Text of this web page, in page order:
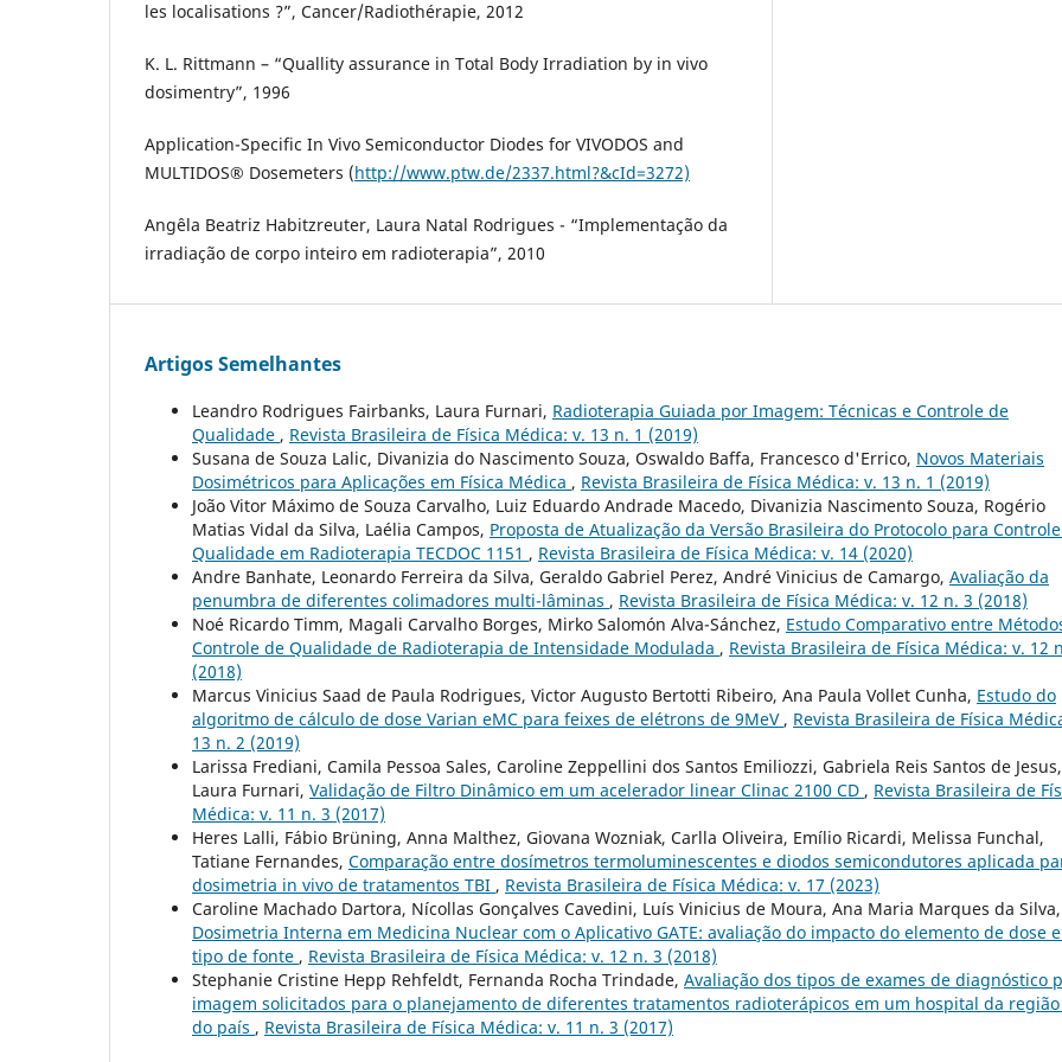
les localisations ?”, Cancer/Radiothérapie, 2012
K. L. Rittmann – “Quallity assurance in Total Body Irradiation by in vivo
dosimentry”, 1996
Application-Specific In Vivo Semiconductor Diodes for VIVODOS and
MULTIDOS® Dosemeters (http://www.ptw.de/2337.html?&cId=3272)
Angêla Beatriz Habitzreuter, Laura Natal Rodrigues - “Implementação da
irradiação de corpo inteiro em radioterapia”, 2010
Artigos Semelhantes
Leandro Rodrigues Fairbanks, Laura Furnari, Radioterapia Guiada por Imagem: Técnicas e Controle de
Qualidade , Revista Brasileira de Física Médica: v. 13 n. 1 (2019)
Susana de Souza Lalic, Divanizia do Nascimento Souza, Oswaldo Baffa, Francesco d'Errico, Novos Materiais
Dosimétricos para Aplicações em Física Médica , Revista Brasileira de Física Médica: v. 13 n. 1 (2019)
João Vitor Máximo de Souza Carvalho, Luiz Eduardo Andrade Macedo, Divanizia Nascimento Souza, Rogério
Matias Vidal da Silva, Laélia Campos, Proposta de Atualização da Versão Brasileira do Protocolo para
Qualidade em Radioterapia TECDOC 1151 , Revista Brasileira de Física Médica: v. 14 (2020)
Andre Banhate, Leonardo Ferreira da Silva, Geraldo Gabriel Perez, André Vinicius de Camargo, Avaliação da
penumbra de diferentes colimadores multi-lâminas , Revista Brasileira de Física Médica: v. 12 n. 3 (2018)
Noé Ricardo Timm, Magali Carvalho Borges, Mirko Salomón Alva-Sánchez, Estudo Comparativo entre
Controle de Qualidade de Radioterapia de Intensidade Modulada , Revista Brasileira de Física Médica: v. 12
(2018)
Marcus Vinicius Saad de Paula Rodrigues, Victor Augusto Bertotti Ribeiro, Ana Paula Vollet Cunha, Estudo do
algoritmo de cálculo de dose Varian eMC para feixes de elétrons de 9MeV , Revista Brasileira de Física
13 n. 2 (2019)
Larissa Frediani, Camila Pessoa Sales, Caroline Zeppellini dos Santos Emiliozzi, Gabriela Reis Santos de Jesus,
Laura Furnari, Validação de Filtro Dinâmico em um acelerador linear Clinac 2100 CD , Revista Brasileira de
Médica: v. 11 n. 3 (2017)
Heres Lalli, Fábio Brüning, Anna Malthez, Giovana Wozniak, Carlla Oliveira, Emílio Ricardi, Melissa Funchal,
Tatiane Fernandes, Comparação entre dosímetros termoluminescentes e diodos semicondutores aplicada
dosimetria in vivo de tratamentos TBI , Revista Brasileira de Física Médica: v. 17 (2023)
Caroline Machado Dartora, Nícollas Gonçalves Cavedini, Luís Vinicius de Moura, Ana Maria Marques da Silva,
Dosimetria Interna em Medicina Nuclear com o Aplicativo GATE: avaliação do impacto do elemento de dose
tipo de fonte , Revista Brasileira de Física Médica: v. 12 n. 3 (2018)
Stephanie Cristine Hepp Rehfeldt, Fernanda Rocha Trindade, Avaliação dos tipos de exames de diagnóstico
imagem solicitados para o planejamento de diferentes tratamentos radioterápicos em um hospital da
do país , Revista Brasileira de Física Médica: v. 11 n. 3 (2017)